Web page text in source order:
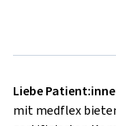
Liebe
mit medflex